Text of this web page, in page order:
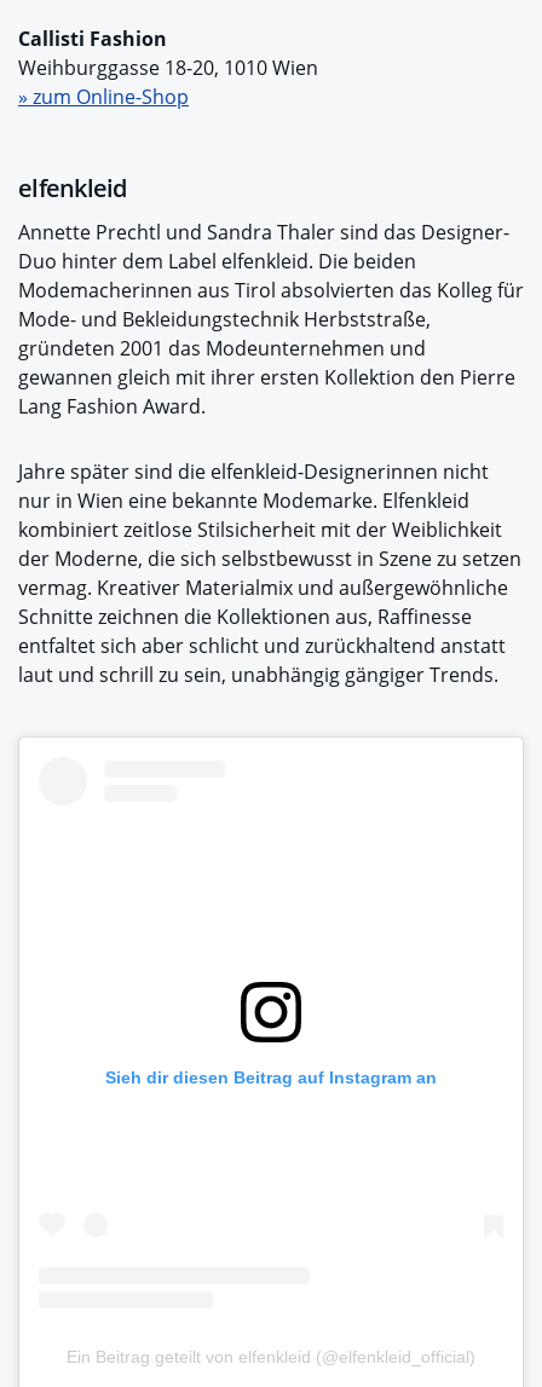
Callisti Fashion
Weihburggasse 18-20, 1010 Wien
» zum Online-Shop
elfenkleid
Annette Prechtl und Sandra Thaler sind das Designer-
Duo hinter dem Label elfenkleid. Die beiden
Modemacherinnen aus Tirol absolvierten das Kolleg für
Mode- und Bekleidungstechnik Herbststraße,
gründeten 2001 das Modeunternehmen und
gewannen gleich mit ihrer ersten Kollektion den Pierre
Lang Fashion Award.
Jahre später sind die elfenkleid-Designerinnen nicht
nur in Wien eine bekannte Modemarke. Elfenkleid
kombiniert zeitlose Stilsicherheit mit der Weiblichkeit
der Moderne, die sich selbstbewusst in Szene zu setzen
vermag. Kreativer Materialmix und außergewöhnliche
Schnitte zeichnen die Kollektionen aus, Raffinesse
entfaltet sich aber schlicht und zurückhaltend anstatt
laut und schrill zu sein, unabhängig gängiger Trends.
Sieh dir diesen Beitrag auf Instagram an
Ein Beitrag geteilt von elfenkleid (@elfenkleid_official)